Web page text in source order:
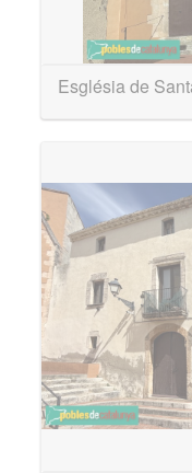
Església de